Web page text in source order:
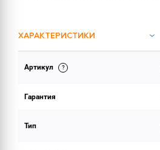
ХАРАКТЕРИСТИКИ
ОБЪЕМ ПОСТАВКИ
Артикул
Гарантия
Тип